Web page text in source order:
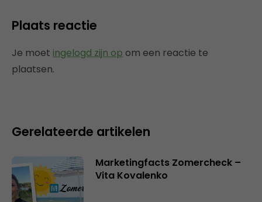
Plaats reactie
Je moet ingelogd zijn op om een reactie te
plaatsen.
Gerelateerde artikelen
Marketingfacts Zomercheck –
Vita Kovalenko